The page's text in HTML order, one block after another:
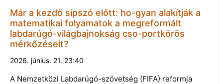
Már a kezdő sípszó előtt: ho-gyan alakítják a
matematikai folyamatok a megreformált
labdarúgó-világbajnokság cso-portkörös
mérkőzéseit?
2026. június. 21. 23:40
A Nemzetközi Labdarúgó-szövetség (FIFA) reformja